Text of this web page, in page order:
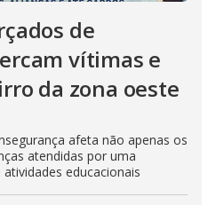
de
vítimas e
da zona oeste
afeta não apenas os
atendidas por uma
educacionais